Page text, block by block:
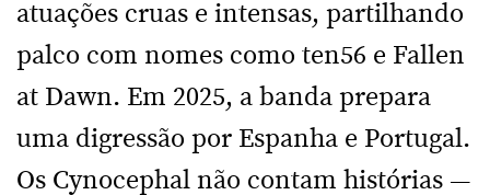
atuações cruas e intensas, partilhando
palco com nomes como ten56 e Fallen
at Dawn. Em 2025, a banda prepara
uma digressão por Espanha e Portugal.
Os Cynocephal não contam histórias —